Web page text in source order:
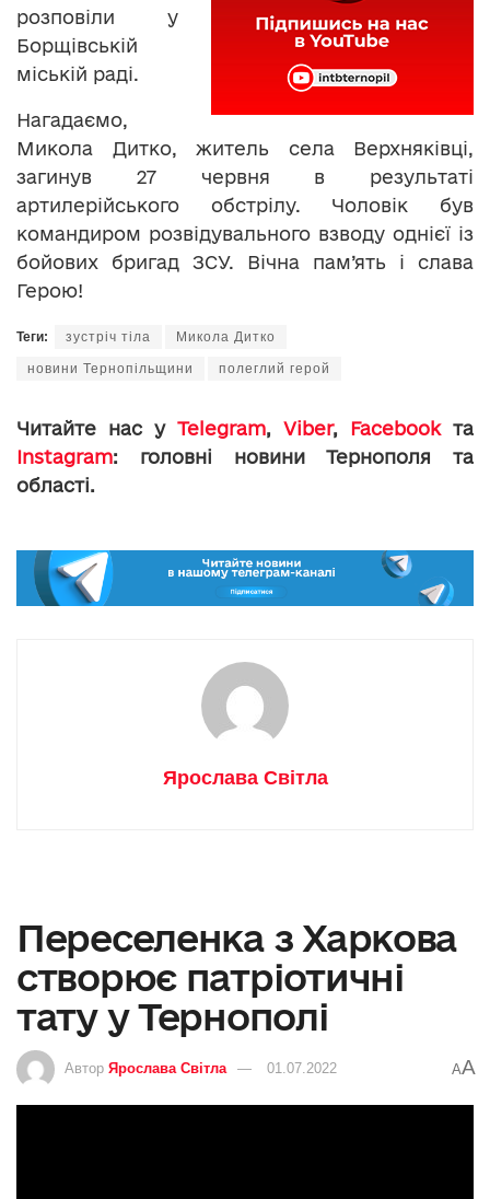
розповіли у
Борщівській
міській раді.
Нагадаємо,
Микола Дитко, житель села Верхняківці,
загинув 27 червня в результаті
артилерійського обстрілу. Чоловік був
командиром розвідувального взводу однієї із
бойових бригад ЗСУ. Вічна пам’ять і слава
Герою!
Теги: зустріч тіла Микола Дитко
новини Тернопільщини полеглий герой
Читайте нас у Telegram, Viber, Facebookта
Instagram: головні новини Тернополя та
області.
Ярослава Світла
Переселенка з Харкова
створює патріотичні
тату у Тернополі
Автор Ярослава Світла 01.07.2022 AA